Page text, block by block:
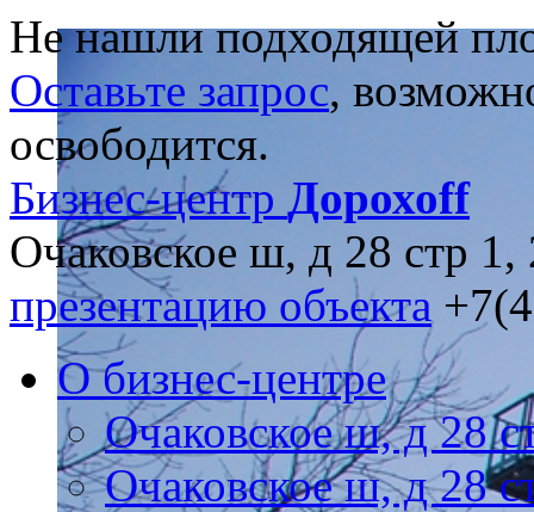
Не нашли подходящей
Оставьте запрос,
освободится.
Бизнес-центр Дорохоff
Очаковское ш, д 28 стр 1,
презентацию объекта
О бизнес-центре
Очаковское ш, д 28
Очаковское ш, д 28